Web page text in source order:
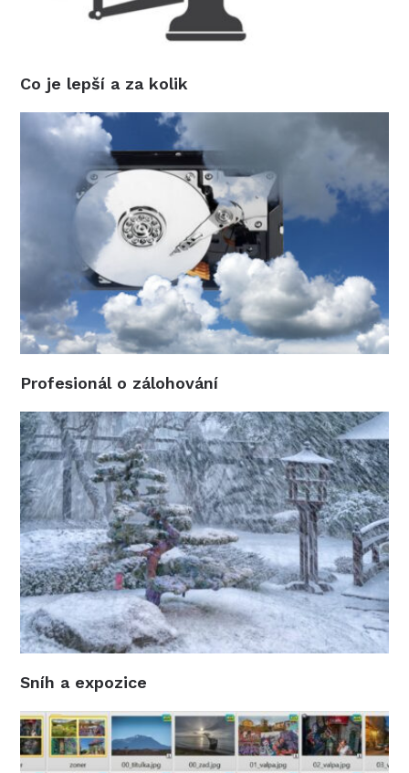
Co je lepší a za kolik
Profesionál o zálohování
Sníh a expozice